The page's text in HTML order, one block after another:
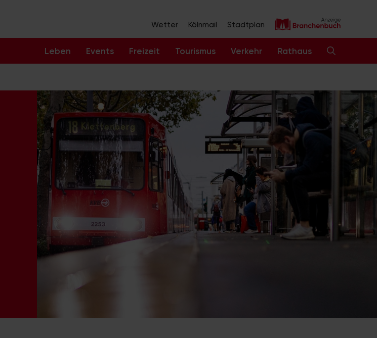
Wetter Kölnmail Stadtplan
Leben Events Freizeit Tourismus Verkehr Rathaus